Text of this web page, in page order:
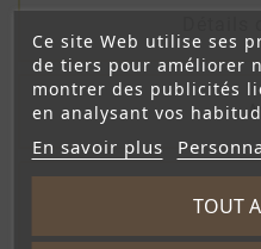
Nous recommandons
Ce site Web utilise ses
de tiers pour améliorer
montrer des publicités
en analysant vos
En savoir plus
TOUT